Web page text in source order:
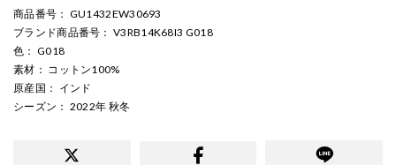
商品番号 ： GU1432EW30693
ブランド商品番号 ： V3RB14K68I3 G018
色 ： G018
素材 ： コットン100%
原産国 ： インド
シーズン ： 2022年 秋冬